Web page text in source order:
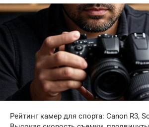
Рейтинг камер для спорта: Canon R3,